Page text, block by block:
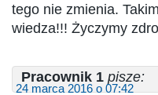
tego nie zmienia.
wiedza!!! Życzymy
Pracownik 1 pisze:
24 marca 2016 o 07:42